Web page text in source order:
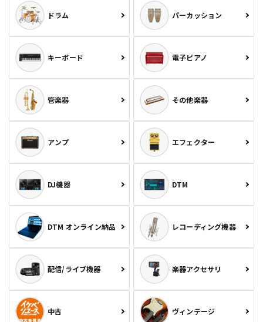
ドラム パーカッション
キーボード 電子ピアノ
管楽器 その他楽器
アンプ エフェクター
DJ機器 DTM
DTM オンライン納品 レコーディング機器
配信/ライブ機器 楽器アクセサリ
中古 ヴィンテージ